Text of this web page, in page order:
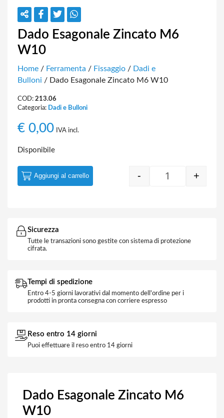
Dado Esagonale Zincato M6
W10
Home / Ferramenta / Fissaggio / Dadi e
Bulloni / Dado Esagonale Zincato M6 W10
COD: 213.06
Categoria: Dadi e Bulloni
€ 0,00 IVA incl.
Disponibile
Quantity
- +
Aggiungi al carrello
Sicurezza
Tutte le transazioni sono gestite con sistema di protezione
cifrata.
Tempi di spedizione
Entro 4-5 giorni lavorativi dal momento dell'ordine per i
prodotti in pronta consegna con corriere espresso
Reso entro 14 giorni
Puoi effettuare il reso entro 14 giorni
Dado Esagonale Zincato M6
W10